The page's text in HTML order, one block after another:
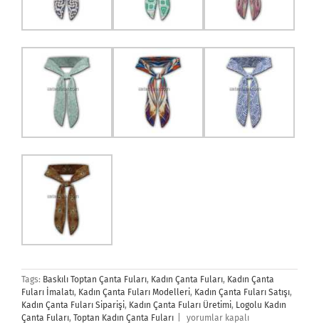
Tags: Baskılı Toptan Çanta Fuları, Kadın Çanta Fuları, Kadın Çanta
Fuları İmalatı, Kadın Çanta Fuları Modelleri, Kadın Çanta Fuları Satışı,
Kadın Çanta Fuları Siparişi, Kadın Çanta Fuları Üretimi, Logolu Kadın
Çanta Fuları, Toptan Kadın Çanta Fuları
Kadın
yorumlar kapalı